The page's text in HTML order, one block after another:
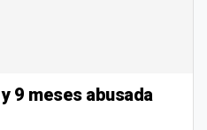
9 meses abusada